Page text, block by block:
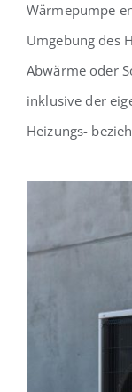
Wärmepumpe
Umgebung des
Abwärme oder
inklusive der
Heizungs-